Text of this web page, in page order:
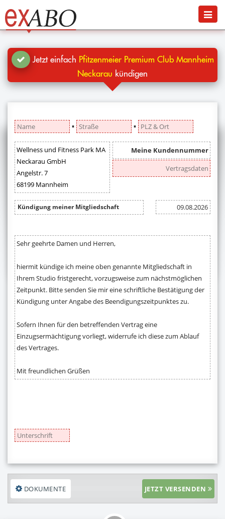
Jetzt kündigen
Blog
Anmelden
Menü
Jetzt einfach Pfitzenmeier Premium Club Mannheim
Neckarau kündigen
▪ ▪
DOKUMENTE JETZT VERSENDEN